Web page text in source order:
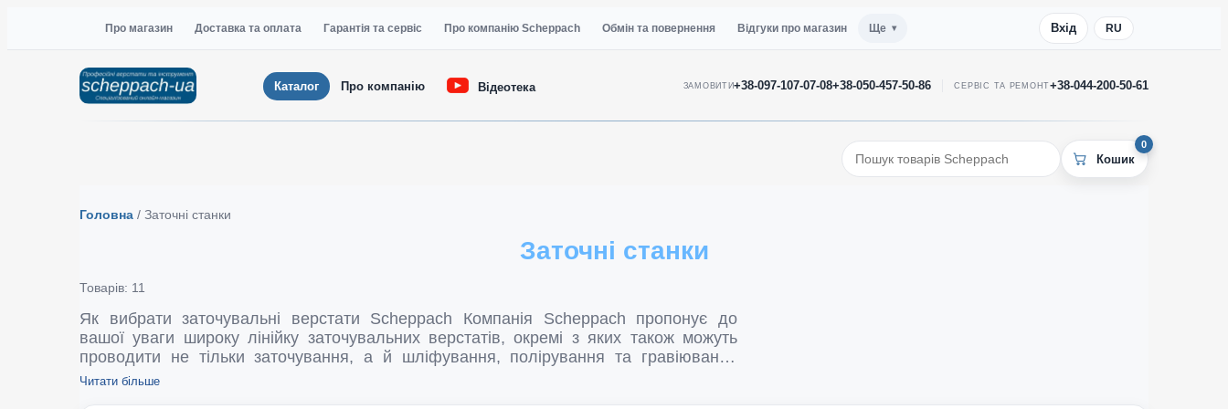
Про магазин Доставка та оплата Гарантія та сервіс Про компанію Scheppach Обмін та повернення Відгуки про магазин Ще Вхід RU
Каталог Про компанію Відеотека ЗАМОВИТИ+38-097-107-07-08+38-050-457-50-86 СЕРВІС ТА РЕМОНТ+38-044-200-50-61
0
Головна / Заточні станки
Заточні станки
Товарів: 11
Як вибрати заточувальні верстати Sсheppach Компанія Sсheppach пропонує до
вашої уваги широку лінійку заточувальних верстатів, окремі з яких також можуть
проводити не тільки заточування, а й шліфування, полірування та гравіювання
деталей. Спектр застосування такого обладнання дуже широкий: Sсheppach BG 200
Читати більше